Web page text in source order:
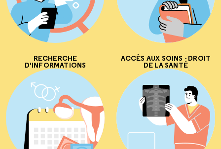
RECHERCHE
D'INFORMATIONS
ACCÈS AUX SOINS - DROIT
DE LA SANTÉ